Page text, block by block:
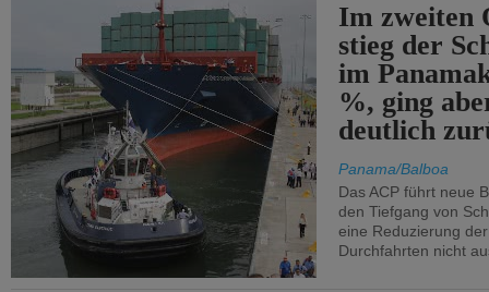
Im zweiten
stieg der
im
%, ging
deutlich
Panama/Balboa
Das ACP führt neue
den Tiefgang von
eine Reduzierung
Durchfahrten nicht